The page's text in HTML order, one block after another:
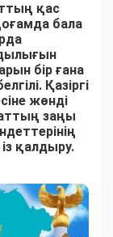
қас
бала
бір ғана
Қазіргі
жөнді
заңы
із қалдыру.